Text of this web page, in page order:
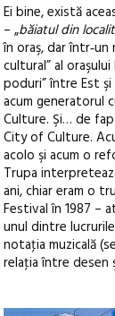
Ei bine, există
– „băiatul din
în oraş, dar
cultural” al
poduri” între Est
acum generatorul
Culture. Şi… de
City of Culture.
acolo şi acum o
Trupa
ani, chiar eram o
Festival în 1987 –
unul dintre
notaţia muzicală
relaţia între desen